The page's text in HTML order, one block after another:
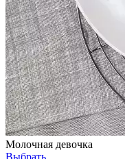
Молочная девочка